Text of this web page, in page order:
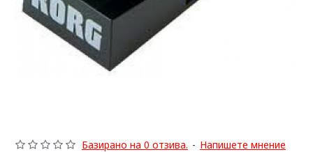
Базирано на 0 отзива. - Напишете мнение